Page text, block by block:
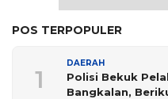
POS TERPOPULER
1
DAERAH
Polisi Bekuk
Bangkalan,